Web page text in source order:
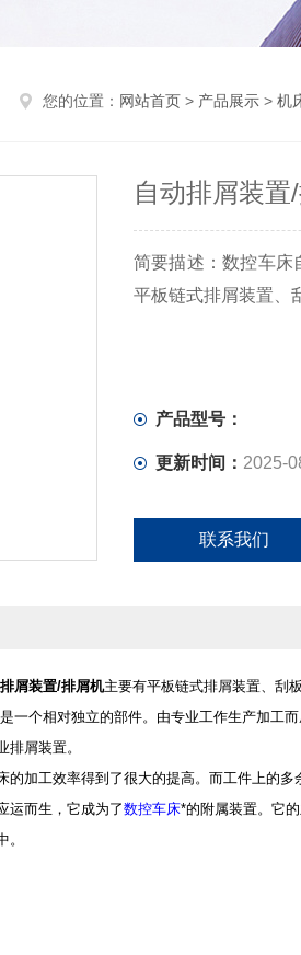
您的位置： 网站首页 > 产品展示 > 机
自动排屑装置
简要描述：数控车床
平板链式排屑装置、
产品型号：
更新时间： 2025-
联系我们
屑装置/排屑机主要有平板链式排屑装置、刮
一个相对独立的部件。由专业工作生产加工
屑装置。
的加工效率得到了很大的提高。而工件上的
运而生，它成为了数控车床*的附属装置。它